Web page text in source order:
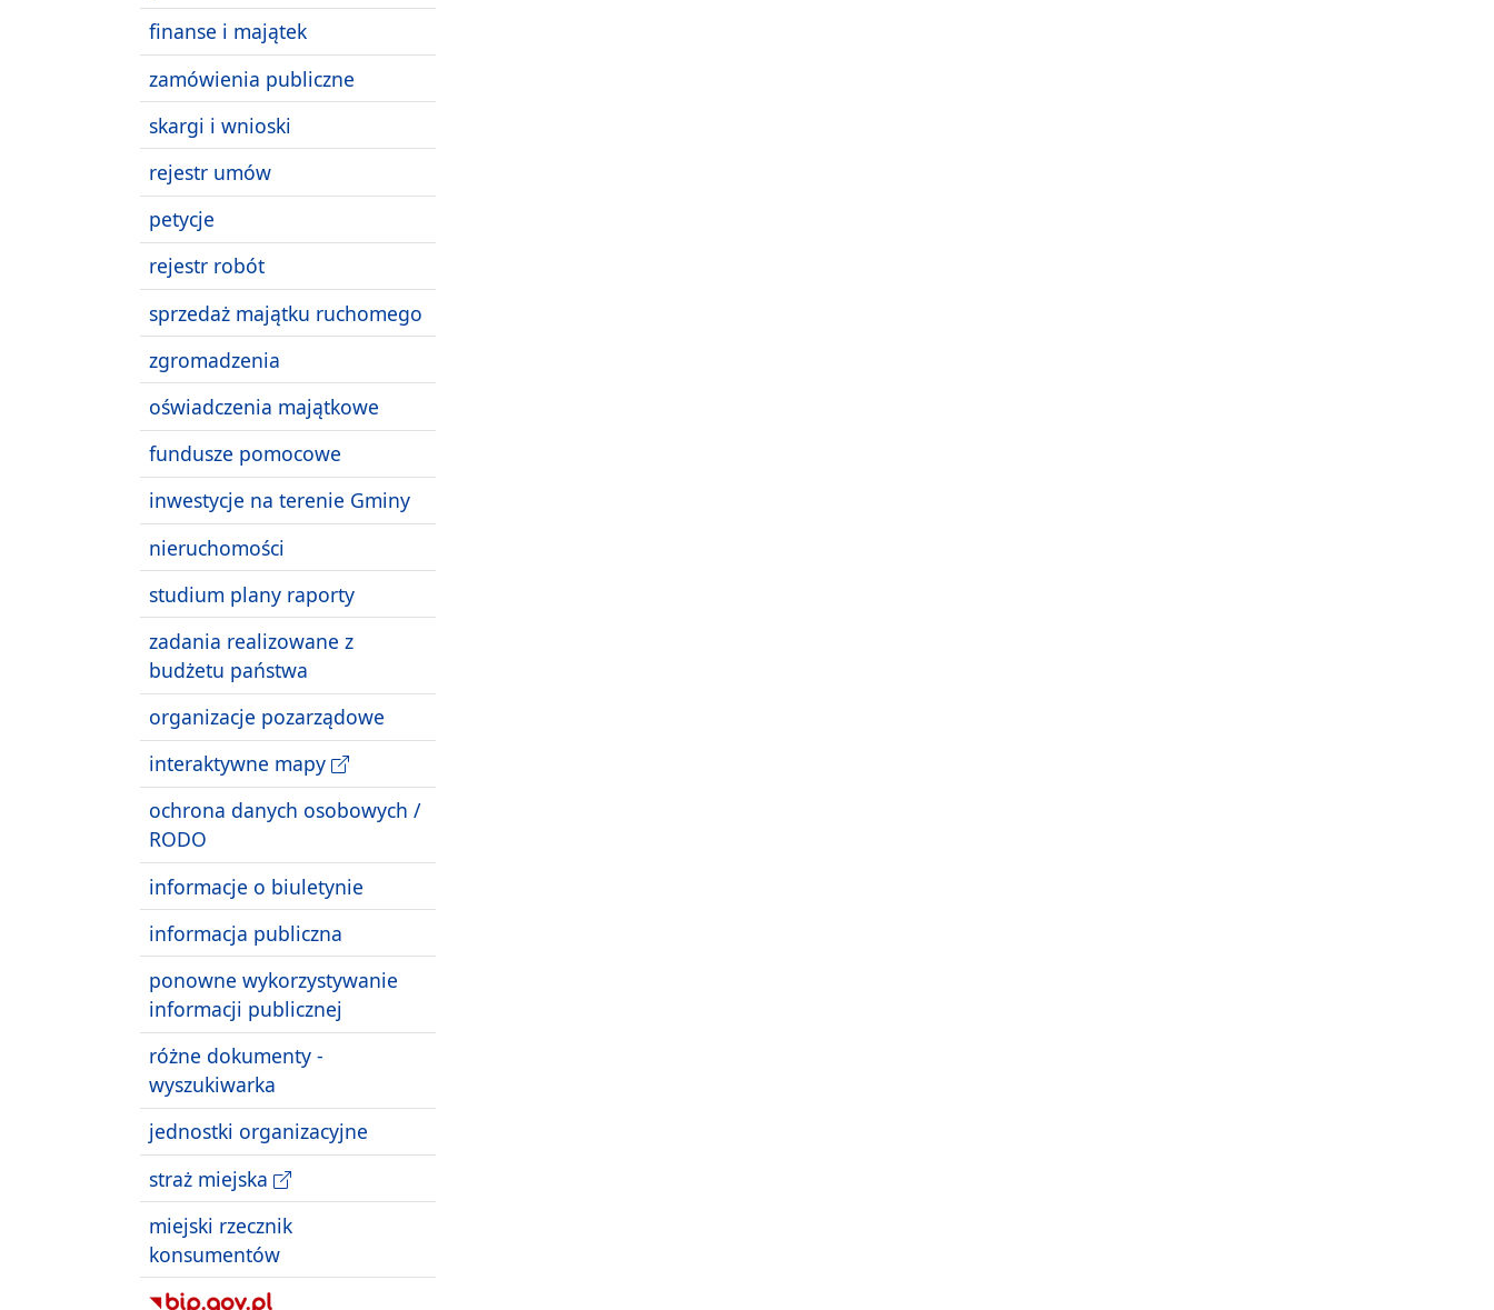
finanse i majątek
zamówienia publiczne
skargi i wnioski
rejestr umów
petycje
rejestr robót
sprzedaż majątku ruchomego
zgromadzenia
oświadczenia majątkowe
fundusze pomocowe
inwestycje na terenie Gminy
nieruchomości
studium plany raporty
zadania realizowane z
budżetu państwa
organizacje pozarządowe
interaktywne mapy
ochrona danych osobowych /
RODO
informacje o biuletynie
informacja publiczna
ponowne wykorzystywanie
informacji publicznej
różne dokumenty -
wyszukiwarka
jednostki organizacyjne
straż miejska
miejski rzecznik
konsumentów